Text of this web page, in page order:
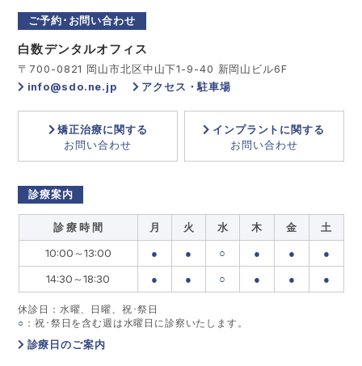
ご予約･お問い合わせ
白数デンタルオフィス
〒700-0821 岡山市北区中山下1-9-40 新岡山ビル6F
info@sdo.ne.jp
アクセス・駐車場
矯正治療に関する
お問い合わせ
インプラントに関する
お問い合わせ
診療案内
診 療 時 間 月 火 水 木 金
土
10:00～13:00
● ● ○ ● ●
●
14:30～18:30
● ● ○ ● ● ●
休診日：水曜、日曜、祝･祭日
○ ：祝･祭日を含む週は水曜日に診察いたします。
診療日のご案内